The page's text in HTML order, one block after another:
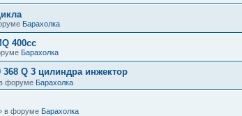
Барахолка
400cc
Барахолка
Q 3 цилиндра инжектор
форуме Барахолка
в форуме Барахолка